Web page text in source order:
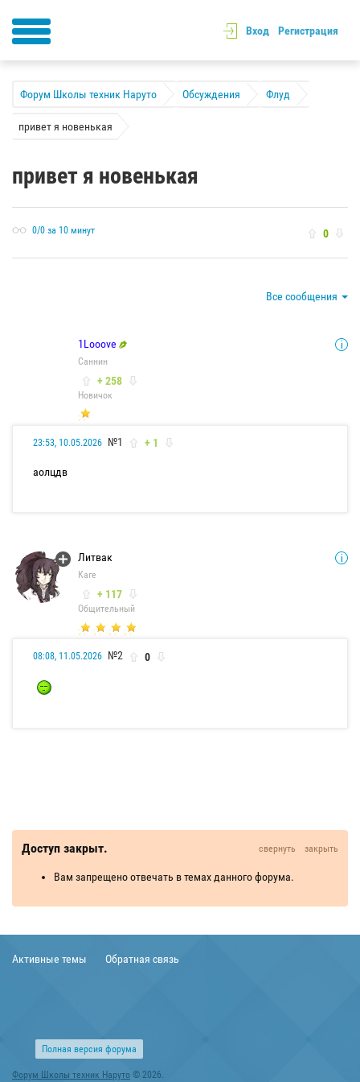
Вход Регистрация
Форум Школы техник Наруто Обсуждения Флуд
привет я новенькая
привет я новенькая
0/0 за 10 минут 0
Все сообщения
1Looove
Саннин
+ 258
Новичок
23:53, 10.05.2026 №1 + 1
аолцдв
Литвак
Каге
+ 117
Общительный
08:08, 11.05.2026 №2 0
Доступ закрыт. свернуть закрыть
Вам запрещено отвечать в темах данного форума.
Активные темы Обратная связь
Полная версия форума
Форум Школы техник Наруто © 2026.